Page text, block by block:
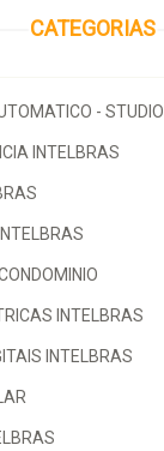
CATEGORIAS
- STUDIO
INTELBRAS
INTELBRAS
INTELBRAS